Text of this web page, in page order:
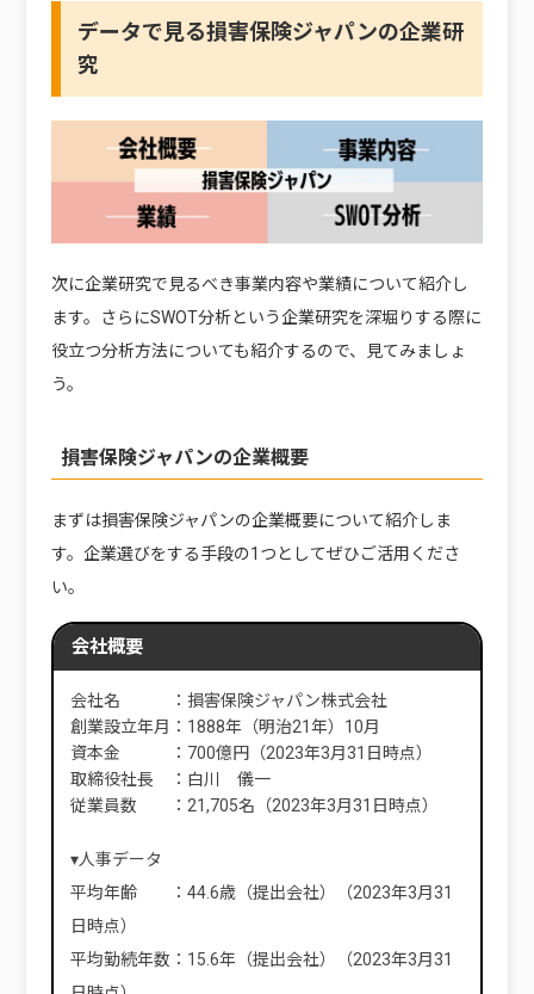
データで見る損害保険ジャパンの企業研
究
次に企業研究で見るべき事業内容や業績について紹介し
ます。さらにSWOT分析という企業研究を深堀りする際に
役立つ分析方法についても紹介するので、見てみましょ
う。
損害保険ジャパンの企業概要
まずは損害保険ジャパンの企業概要について紹介しま
す。企業選びをする手段の1つとしてぜひご活用くださ
い。
会社概要
会社名 ：損害保険ジャパン株式会社
創業設立年月：1888年（明治21年）10月
資本金 ：700億円（2023年3月31日時点）
取締役社長 ：白川 儀一
従業員数 ：21,705名（2023年3月31日時点）
▾人事データ
平均年齢 ：44.6歳（提出会社）（2023年3月31
日時点）
平均勤続年数：15.6年（提出会社）（2023年3月31